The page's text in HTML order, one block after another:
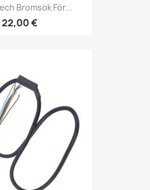
Bromsok För...
22,00 €